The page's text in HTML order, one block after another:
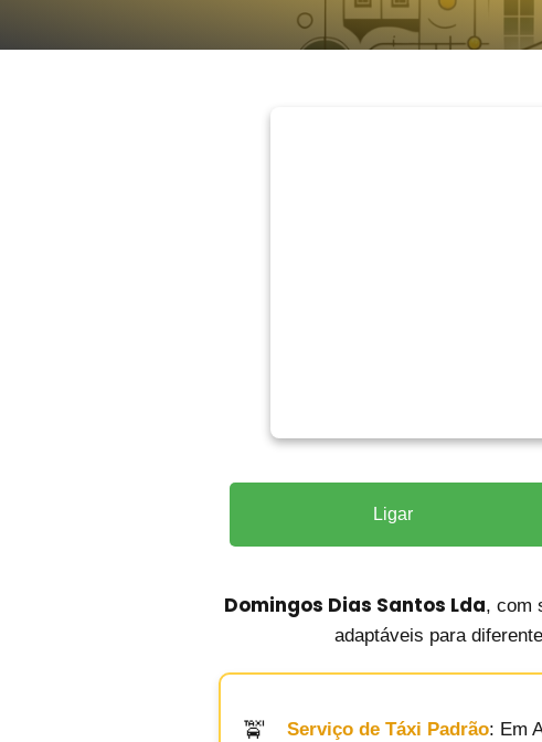
Ligar
Domingos Dias Santos Lda, com
adaptáveis para
Serviço de Táxi Padrão: Em